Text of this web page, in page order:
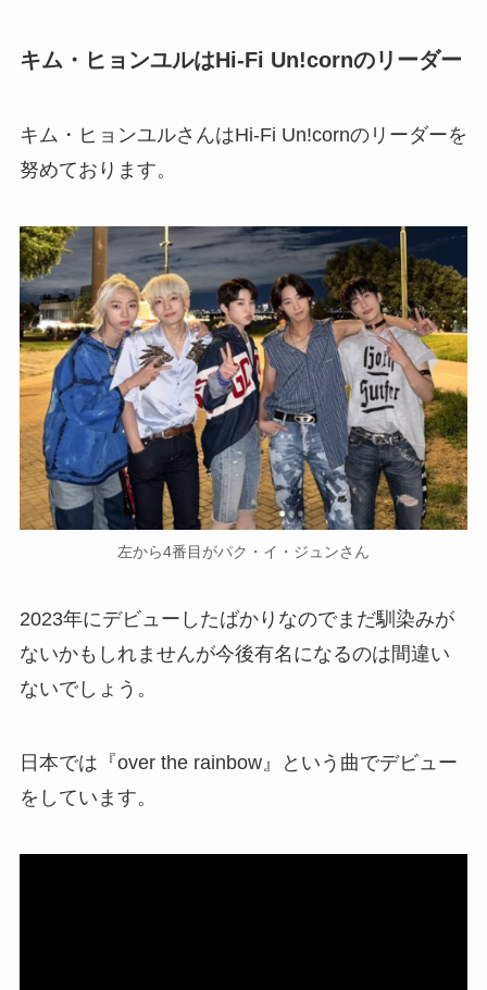
キム・ヒョンユルはHi-Fi Un!cornのリーダー
キム・ヒョンユルさんはHi-Fi Un!cornのリーダーを
努めております。
左から4番目がパク・イ・ジュンさん
2023年にデビューしたばかりなのでまだ馴染みが
ないかもしれませんが今後有名になるのは間違い
ないでしょう。
日本では『over the rainbow』という曲でデビュー
をしています。